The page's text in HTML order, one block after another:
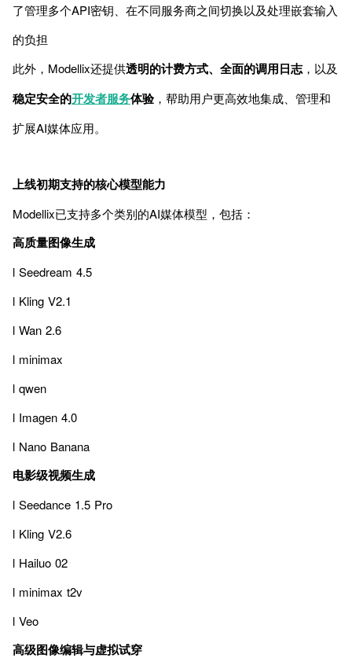
了管理多个API密钥、在不同服务商之间切换以及处理嵌套输入
的负担
此外，Modellix还提供透明的计费方式、全面的调用日志 ，以及
稳定安全的开发者服务体验，帮助用户更高效地集成、管理和
扩展AI媒体应用。
上线初期支持的核心模型能力
Modellix已支持多个类别的AI媒体模型，包括：
高质量图像生成
l Seedream 4.5
l Kling V2.1
l Wan 2.6
l minimax
l qwen
l Imagen 4.0
l Nano Banana
电影级视频生成
l Seedance 1.5 Pro
l Kling V2.6
l Hailuo 02
l minimax t2v
l Veo
高级图像编辑与虚拟试穿